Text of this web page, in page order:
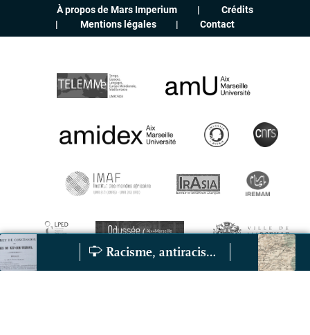
Racisme, antiracisme
L’exploitation minière de l’Algérie : les mines de Kef-
Les
À propos de Mars Imperium
Crédits
Mentions légales
Contact